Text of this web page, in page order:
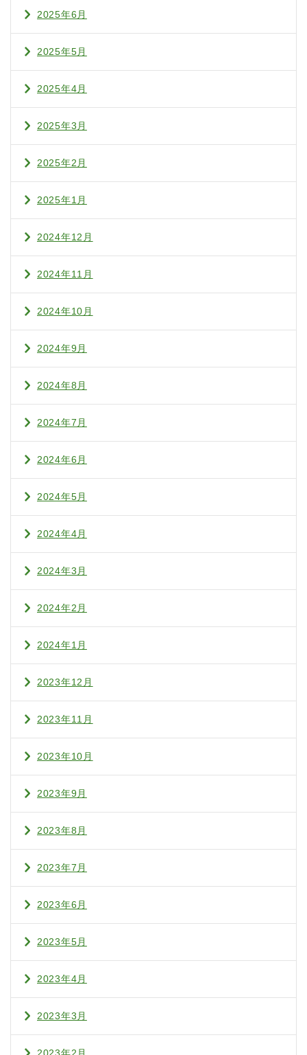
2025年6月
2025年5月
2025年4月
2025年3月
2025年2月
2025年1月
2024年12月
2024年11月
2024年10月
2024年9月
2024年8月
2024年7月
2024年6月
2024年5月
2024年4月
2024年3月
2024年2月
2024年1月
2023年12月
2023年11月
2023年10月
2023年9月
2023年8月
2023年7月
2023年6月
2023年5月
2023年4月
2023年3月